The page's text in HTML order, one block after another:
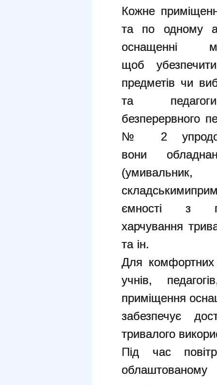
Кожне
та по одному
оснащенні
щоб
предметів чи
та
безперервного
№ 2
вони
ємності з
харчування
та ін.
Для комфортних
учнів,
приміщення
забезпечує
тривалого
Під час
облаштованому